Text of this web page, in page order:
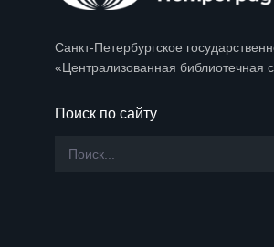
Санкт-Петербургское
«Централизованная библиотечная
Поиск по сайту